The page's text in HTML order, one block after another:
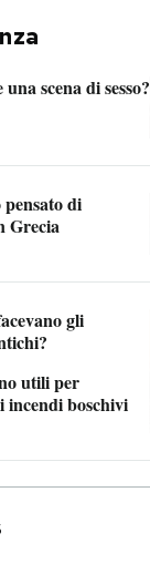
una scena di sesso?
di
Grecia
gli
utili per
incendi boschivi